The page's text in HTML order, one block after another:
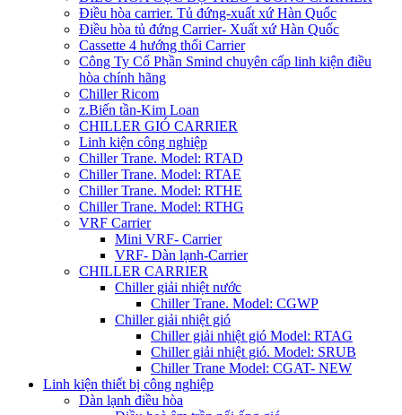
Điều hòa carrier. Tủ đứng-xuất xứ Hàn Quốc
Điều hòa tủ đứng Carrier- Xuất xứ Hàn Quốc
Cassette 4 hướng thổi Carrier
Công Ty Cổ Phần Smind chuyên cấp linh kiện điều
hòa chính hãng
Chiller Ricom
z.Biến tần-Kim Loan
CHILLER GIÓ CARRIER
Linh kiện công nghiệp
Chiller Trane. Model: RTAD
Chiller Trane. Model: RTAE
Chiller Trane. Model: RTHE
Chiller Trane. Model: RTHG
VRF Carrier
Mini VRF- Carrier
VRF- Dàn lạnh-Carrier
CHILLER CARRIER
Chiller giải nhiệt nước
Chiller Trane. Model: CGWP
Chiller giải nhiệt gió
Chiller giải nhiệt gió Model: RTAG
Chiller giải nhiệt gió. Model: SRUB
Chiller Trane Model: CGAT- NEW
Linh kiện thiết bị công nghiệp
Dàn lạnh điều hòa